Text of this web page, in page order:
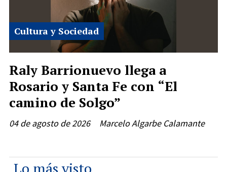
Raly Barrionuevo llega a
Rosario y Santa Fe con “El
camino de Solgo”
Marcelo Algarbe Calamante
Cultura y Sociedad
04 de agosto de 2026
Lo más visto